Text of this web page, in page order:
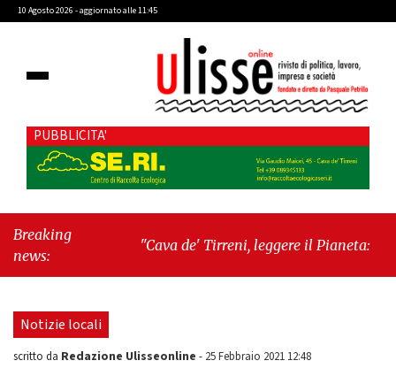
10 Agosto 2026 - aggiornato alle 11:45
PUBBLICITA'
Breaking
news:
"Cava de' Tirreni, leggere il Pianeta: una
accelera: cresce l’occupazione, cala la
disoccupazione"
Notizie locali
scritto da Redazione Ulisseonline - 25 Febbraio 2021 12:48